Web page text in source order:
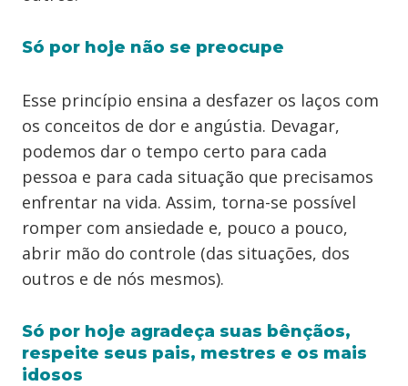
Só por hoje não se preocupe
Esse princípio ensina a desfazer os laços com
os conceitos de dor e angústia. Devagar,
podemos dar o tempo certo para cada
pessoa e para cada situação que precisamos
enfrentar na vida. Assim, torna-se possível
romper com ansiedade e, pouco a pouco,
abrir mão do controle (das situações, dos
outros e de nós mesmos).
Só por hoje agradeça suas bênçãos,
respeite seus pais, mestres e os mais
idosos